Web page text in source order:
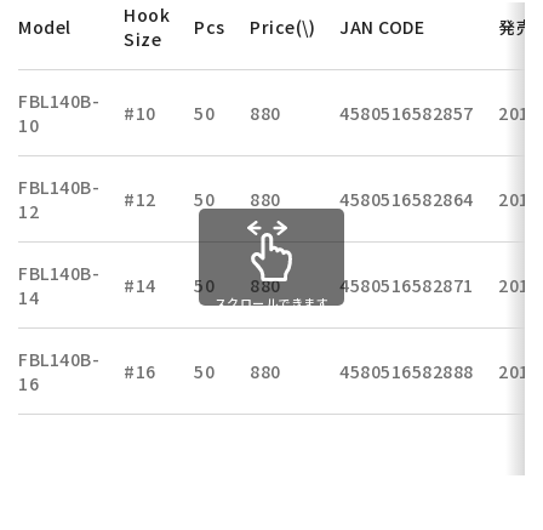
Model
Hook
Size
Pcs Price(\) JAN CODE 発売
FBL140B-
10
#10 50 880 4580516582857
FBL140B-
12
#12 50 880 4580516582864
FBL140B-
14
#14 50 880 4580516582871
FBL140B-
16
#16 50 880 4580516582888
スクロールできます